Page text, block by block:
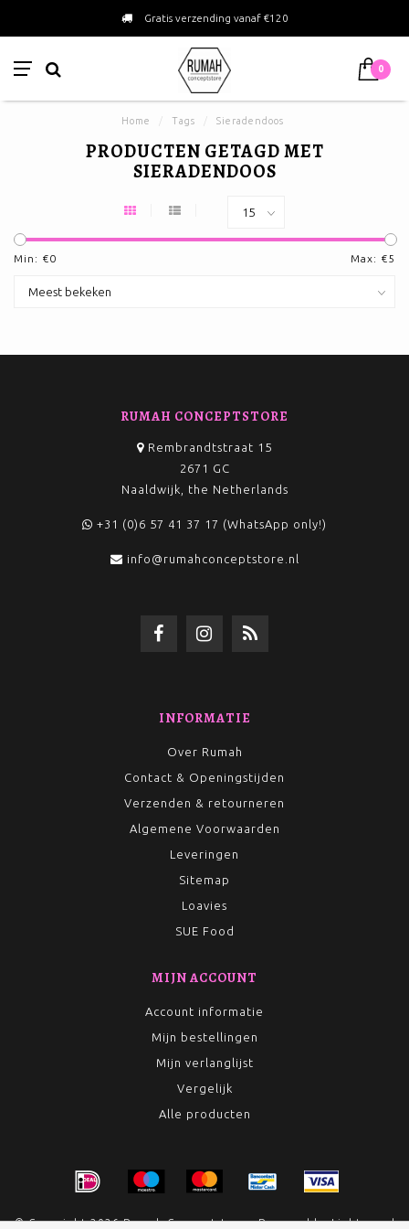
Gratis verzending vanaf €120
0
Home Tags Sieradendoos
PRODUCTEN GETAGD MET
SIERADENDOOS
Min: €0 Max: €5
RUMAH CONCEPTSTORE
Rembrandtstraat 15
2671 GC
Naaldwijk, the Netherlands
+31 (0)6 57 41 37 17 (WhatsApp only!)
info@rumahconceptstore.nl
INFORMATIE
Over Rumah
Contact & Openingstijden
Verzenden & retourneren
Algemene Voorwaarden
Leveringen
Sitemap
Loavies
SUE Food
MIJN ACCOUNT
Account informatie
Mijn bestellingen
Mijn verlanglijst
Vergelijk
Alle producten
© Copyright 2026 Rumah Conceptstore - Powered byLightspeed